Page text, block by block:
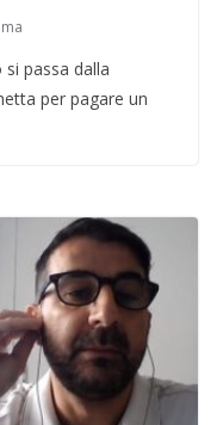
passa dalla
per pagare un